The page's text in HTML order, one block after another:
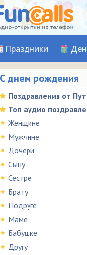
Праздники
С днем рождения
Поздравления от
Топ аудио
Женщине
Мужчине
Дочери
Сыну
Сестре
Брату
Подруге
Маме
Бабушке
Другу